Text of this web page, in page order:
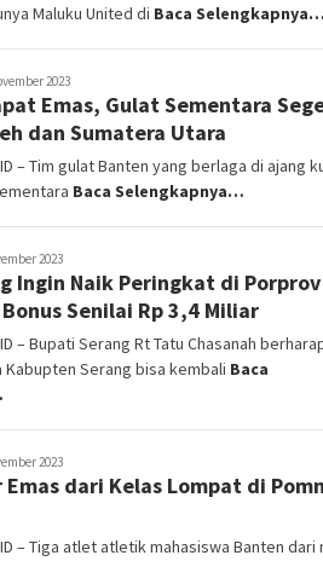
Maluku United di Baca Selengkapnya…
2023
Emas, Gulat Sementara
dan Sumatera Utara
– Tim gulat Banten yang berlaga di ajang
Baca Selengkapnya…
2023
Ingin Naik Peringkat di
Senilai Rp 3,4 Miliar
– Bupati Serang Rt Tatu Chasanah
Serang bisa kembali Baca
2023
dari Kelas Lompat di
– Tiga atlet atletik mahasiswa Banten